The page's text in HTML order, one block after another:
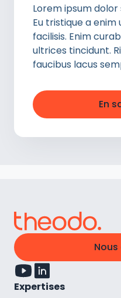
Lorem ipsum
Eu tristique a
facilisis. Enim
ultrices tincidunt.
faucibus lacus
En
Expertises